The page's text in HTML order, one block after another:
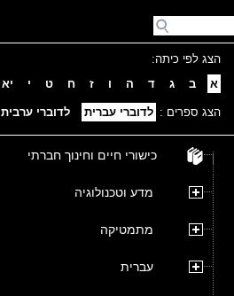
הצג לפי כיתה:
א
ב ג ד ה ו ז ח ט י יא
הצג ספרים : לדוברי עברית לדוברי ערבית
כישורי חיים וחינוך חברתי
מדע וטכנולוגיה
מתמטיקה
עברית